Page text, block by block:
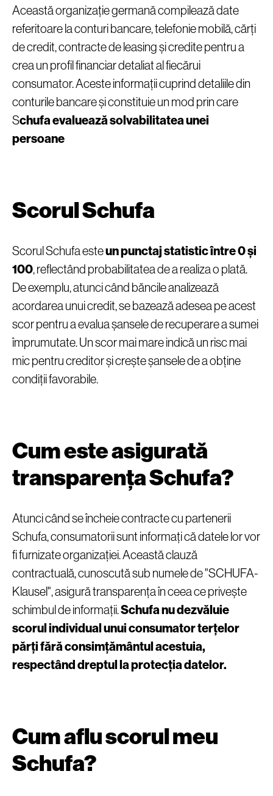
Această organizație germană compilează date
referitoare la conturi bancare, telefonie mobilă, cărți
de credit, contracte de leasing și credite pentru a
crea un profil financiar detaliat al fiecărui
consumator. Aceste informații cuprind detaliile din
conturile bancare și constituie un mod prin care
Schufa evaluează solvabilitatea unei
persoane
Scorul Schufa
Scorul Schufa esteun punctaj statistic între 0 și
100, reflectând probabilitatea de a realiza o plată.
De exemplu, atunci când băncile analizează
acordarea unui credit, se bazează adesea pe acest
scor pentru a evalua șansele de recuperare a sumei
împrumutate. Un scor mai mare indică un risc mai
mic pentru creditor și crește șansele de a obține
condiții favorabile.
Cum este asigurată
transparența Schufa?
Atunci când se încheie contracte cu partenerii
Schufa, consumatorii sunt informați că datele lor vor
fi furnizate organizației. Această clauză
contractuală, cunoscută sub numele de "SCHUFA-
Klausel", asigură transparența în ceea ce privește
schimbul de informații.Schufa nu dezvăluie
scorul individual unui consumator terțelor
părți fără consimțământul acestuia,
respectând dreptul la protecția datelor.
Cum aflu scorul meu
Schufa?